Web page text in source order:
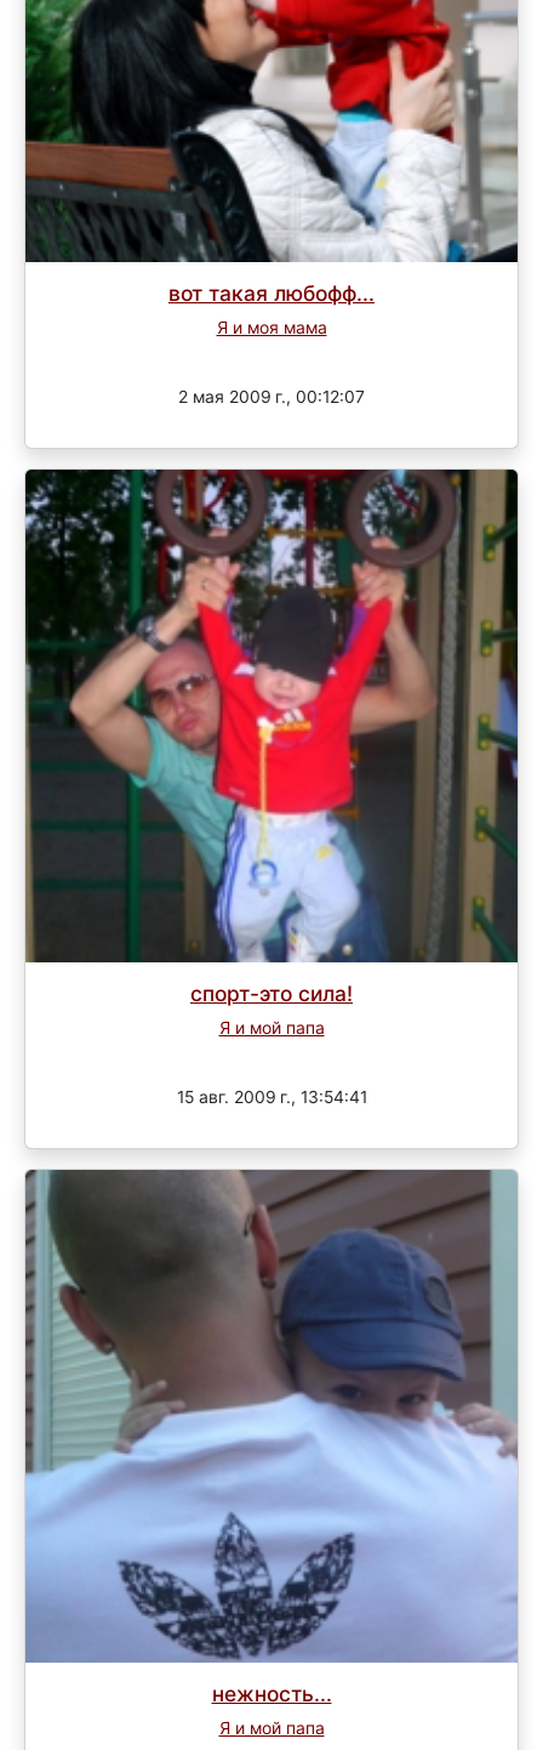
вот такая любофф...
Я и моя мама
2 мая 2009 г., 00:12:07
спорт-это сила!
Я и мой папа
15 авг. 2009 г., 13:54:41
нежность...
Я и мой папа